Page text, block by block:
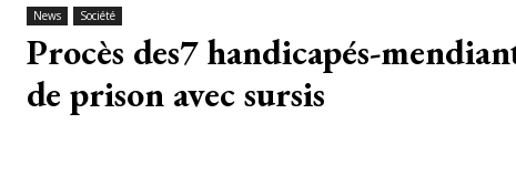
News Société
Procès des7 handicapés-
de prison avec sursis